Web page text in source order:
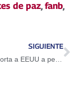
de paz,fanb,
SIGUIENTE